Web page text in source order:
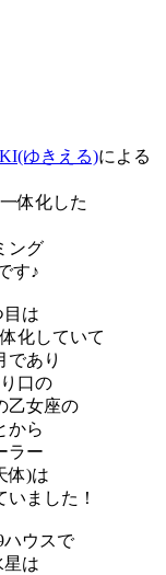
ゆきえる)による
体化した
ング
す♪
目は
化していて
であり
口の
乙女座の
から
ラー
体)は
ました！
ハウスで
星は